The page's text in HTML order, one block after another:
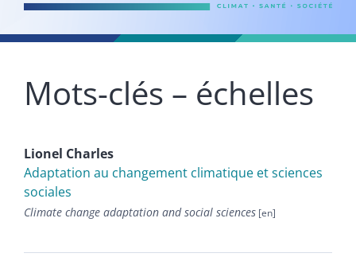
Mots-clés – échelles
Lionel Charles
Adaptation au changement climatique et sciences
sociales
Climate change adaptation and social sciences